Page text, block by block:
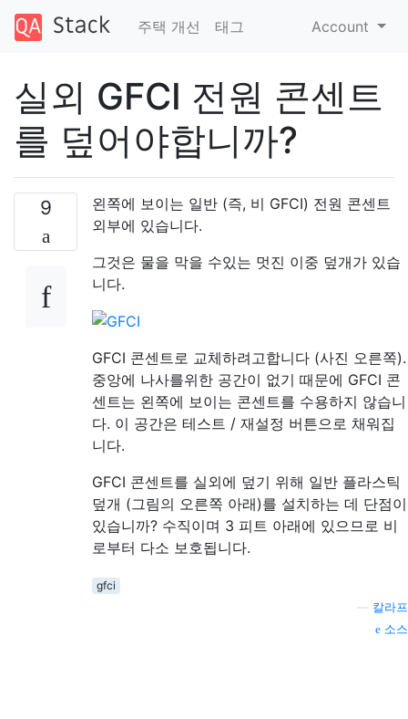
주택 개선 태그 Account
실외 GFCI 전원 콘센트
를 덮어야합니까?
9
왼쪽에 보이는 일반 (즉, 비 GFCI) 전원 콘센트
외부에 있습니다.
그것은 물을 막을 수있는 멋진 이중 덮개가 있습
니다.
GFCI 콘센트로 교체하려고합니다 (사진 오른쪽).
중앙에 나사를위한 공간이 없기 때문에 GFCI 콘
센트는 왼쪽에 보이는 콘센트를 수용하지 않습니
다. 이 공간은 테스트 / 재설정 버튼으로 채워집
니다.
GFCI 콘센트를 실외에 덮기 위해 일반 플라스틱
덮개 (그림의 오른쪽 아래)를 설치하는 데 단점이
있습니까? 수직이며 3 피트 아래에 있으므로 비
로부터 다소 보호됩니다.
gfci
칼라프
소스